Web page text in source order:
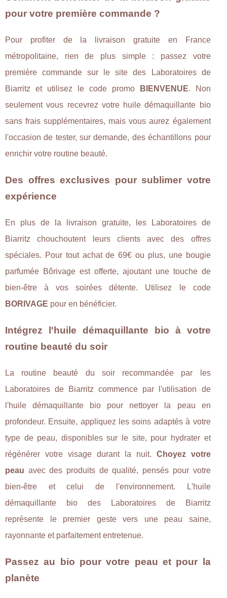
pour votre première commande ?
Pour profiter de la livraison gratuite en France
métropolitaine, rien de plus simple : passez votre
première commande sur le site des Laboratoires de
Biarritz et utilisez le code promo
BIENVENUE. Non
seulement vous recevrez votre huile démaquillante bio
sans frais supplémentaires, mais vous aurez également
l'occasion de tester, sur demande, des échantillons pour
enrichir votre routine beauté.
Des offres exclusives pour sublimer votre
expérience
En plus de la livraison gratuite, les Laboratoires de
Biarritz chouchoutent leurs clients avec des offres
spéciales. Pour tout achat de 69€ ou plus, une bougie
parfumée Bôrivage est offerte, ajoutant une touche de
bien-être à vos soirées détente. Utilisez le code
BORIVAGE pour en bénéficier.
Intégrez l'huile démaquillante bio à votre
routine beauté du soir
La routine beauté du soir recommandée par les
Laboratoires de Biarritz commence par l'utilisation de
l'huile démaquillante bio pour nettoyer la peau en
profondeur. Ensuite, appliquez les soins adaptés à votre
type de peau, disponibles sur le site, pour hydrater et
régénérer votre visage durant la nuit. Choyez votre
peau avec des produits de qualité, pensés pour votre
bien-être et celui de l'environnement. L'huile
démaquillante bio des Laboratoires de Biarritz
représente le premier geste vers une peau saine,
rayonnante et parfaitement entretenue.
Passez au bio pour votre peau et pour la
planète